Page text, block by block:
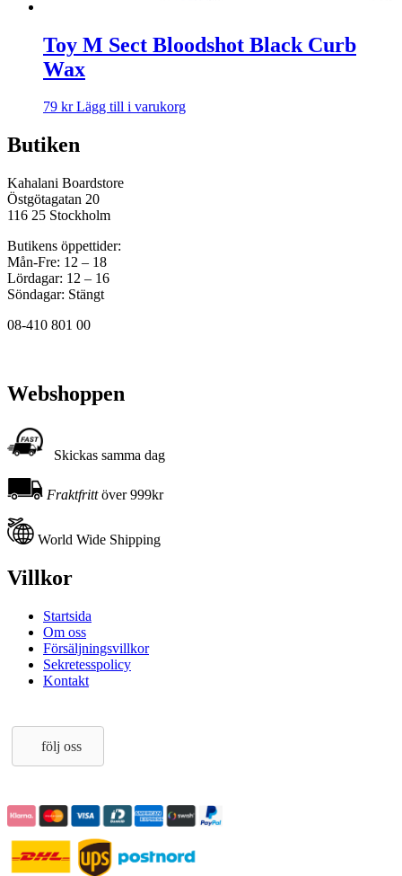
Toy M Sect Bloodshot Black Curb
Wax
79 kr Lägg till i varukorg
Butiken
Kahalani Boardstore
Östgötagatan 20
116 25 Stockholm
Butikens öppettider:
Mån-Fre: 12 – 18
Lördagar: 12 – 16
Söndagar: Stängt
08-410 801 00
Webshoppen
Skickas samma dag
Fraktfrittöver 999kr
World Wide Shipping
Villkor
Startsida
Om oss
Försäljningsvillkor
Sekretesspolicy
Kontakt
följ oss